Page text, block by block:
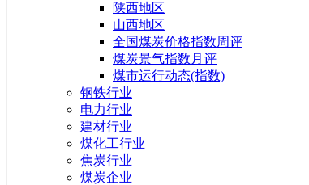
陕西地区
山西地区
全国煤炭价格指数周评
煤炭景气指数月评
煤市运行动态(指数)
钢铁行业
电力行业
建材行业
煤化工行业
焦炭行业
煤炭企业